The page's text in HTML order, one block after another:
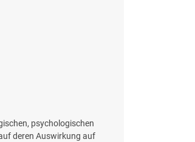
psychologischen
deren Auswirkung auf